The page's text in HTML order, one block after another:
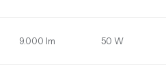
9.000 lm 50 W